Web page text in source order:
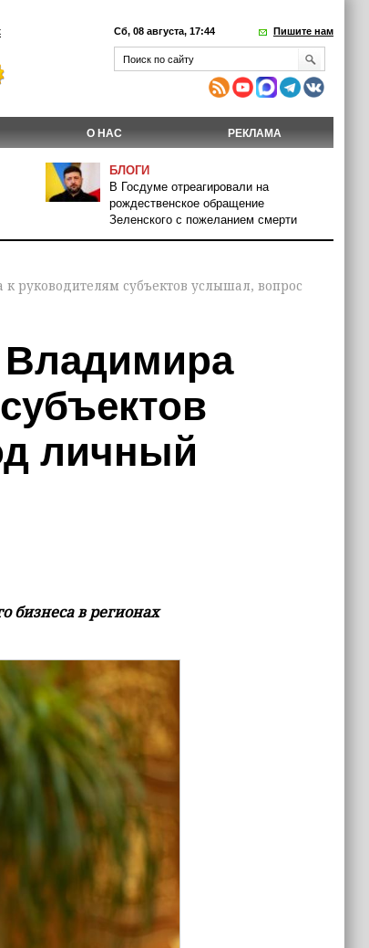
Сб, 08 августа, 17:44 Пишите нам
О НАС РЕКЛАМА
БЛОГИ
В Госдуме отреагировали на
рождественское обращение
Зеленского с пожеланием смерти
руководителям субъектов услышал, вопрос
личный
бизнеса в регионах